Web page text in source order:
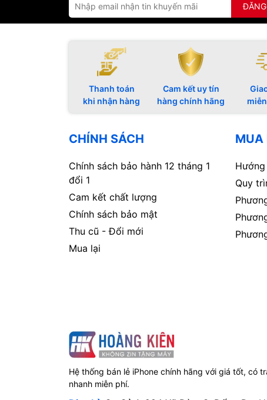
Thanh toán
khi nhận hàng
Cam kết uy tín
hàng chính hãng
CHÍNH SÁCH
Chính sách bảo hành 12 tháng 1
đổi 1
Cam kết chất lượng
Chính sách bảo mật
Thu cũ - Đổi mới
Mua lại
MUA
Quy
Hệ thống bán lẻ iPhone chính hãng với giá tốt, có
nhanh miễn phí.